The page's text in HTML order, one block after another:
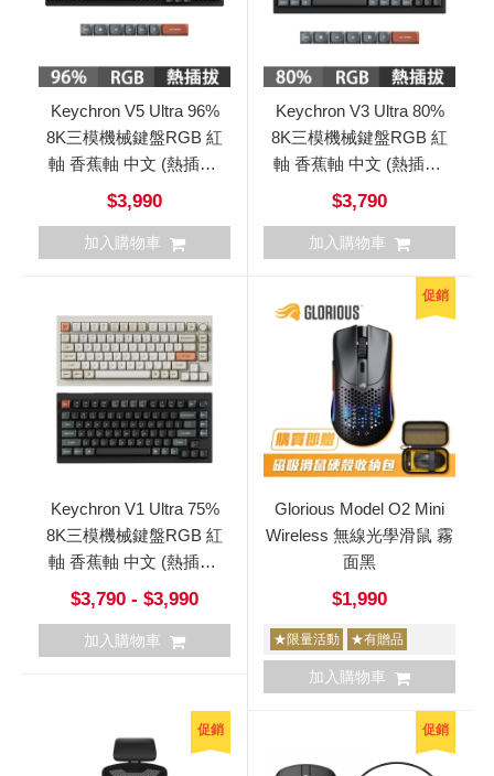
Keychron V5 Ultra 96%
8K三模機械鍵盤RGB 紅
軸 香蕉軸 中文 (熱插拔)
V5Ultra
$3,990
加入購物車
Keychron V3 Ultra 80%
8K三模機械鍵盤RGB 紅
軸 香蕉軸 中文 (熱插拔)
V3Ultra
$3,790
加入購物車
Keychron V1 Ultra 75%
8K三模機械鍵盤RGB 紅
軸 香蕉軸 中文 (熱插拔)
V1Ultra
$3,790 - $3,990
加入購物車
促銷
Glorious Model O2 Mini
Wireless 無線光學滑鼠 霧
面黑
$1,990
★限量活動 ★有贈品
加入購物車
促銷 促銷